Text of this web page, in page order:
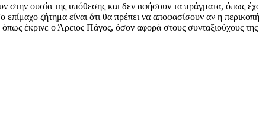
στην ουσία της υπόθεσης και δεν αφήσουν τα πράγματα, όπως
ζήτημα είναι ότι θα πρέπει να αποφασίσουν αν η
έκρινε ο Άρειος Πάγος, όσον αφορά στους συνταξιούχους